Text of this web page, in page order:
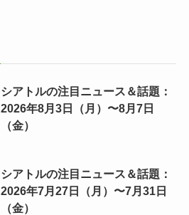
シアトルの注目ニュース＆話題：
2026年8月3日（月）〜8月7日
（金）
シアトルの注目ニュース＆話題：
2026年7月27日（月）〜7月31日
（金）